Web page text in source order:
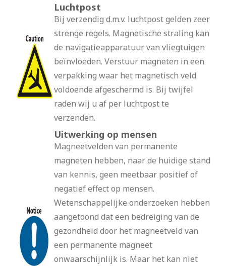
Luchtpost
Bij verzendig d.m.v. luchtpost gelden zeer
strenge regels. Magnetische straling kan
de navigatieapparatuur van vliegtuigen
beïnvloeden. Verstuur magneten in een
verpakking waar het magnetisch veld
voldoende afgeschermd is. Bij twijfel
raden wij u af per luchtpost te
verzenden.
Uitwerking op mensen
Magneetvelden van permanente
magneten hebben, naar de huidige stand
van kennis, geen meetbaar positief of
negatief effect op mensen.
Wetenschappelijke onderzoeken hebben
aangetoond dat een bedreiging van de
gezondheid door het magneetveld van
een permanente magneet
onwaarschijnlijk is. Maar het kan niet